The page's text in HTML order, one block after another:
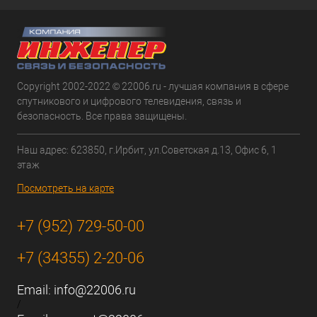
Copyright 2002-2022 © 22006.ru - лучшая компания в сфере
спутникового и цифрового телевидения, связь и
безопасность. Все права защищены.
Наш адрес: 623850, г.Ирбит, ул.Советская д.13, Офис 6, 1
этаж
Посмотреть на карте
+7 (952) 729-50-00
+7 (34355) 2-20-06
Email: info@22006.ru
/